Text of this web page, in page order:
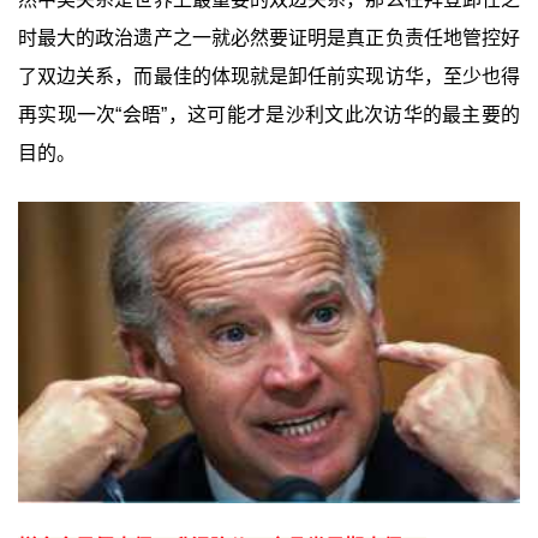
时最大的政治遗产之一就必然要证明是真正负责任地管控好
了双边关系，而最佳的体现就是卸任前实现访华，至少也得
再实现一次“会晤”，这可能才是沙利文此次访华的最主要的
目的。